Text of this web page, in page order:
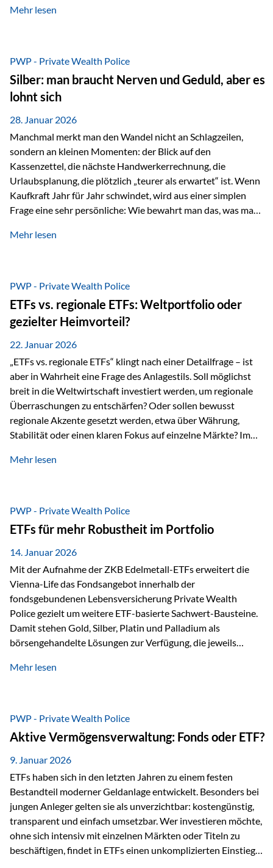
starken Anstiegen. Diese verändern jedoch nicht die
von geopolitischen Spannungen, einer stark ausgeweiteten
Geldmenge sowie strukturellen Verschiebungen an den
Kapitalmärkten geprägt ist, bleibt Gold ein bewährter Anker.
Nicht, weil…
Mehr lesen
PWP - Private Wealth Police
Silber: man braucht Nerven und Geduld, aber es
lohnt sich
28. Januar 2026
Manchmal merkt man den Wandel nicht an Schlagzeilen,
sondern an kleinen Momenten: der Blick auf den
Kassenzettel, die nächste Handwerkerrechnung, die
Urlaubsplanung, die plötzlich „teurer als erwartet“ ist. Wenn
Kaufkraft Jahr für Jahr schwindet, wird aus einer simplen
Frage eine sehr persönliche: Wie bewahrt man das, was man
Sachwerten mit einer Investition in Sachwerte zu
gerade dann, wenn Märkte nervös werden,…
Mehr lesen
PWP - Private Wealth Police
ETFs vs. regionale ETFs: Weltportfolio oder
gezielter Heimvorteil?
22. Januar 2026
„ETFs vs. regionale ETFs“ klingt nach einer Detailfrage – ist
aber in Wahrheit eine Frage des Anlagestils. Soll möglichst
breit in die Weltwirtschaft investiert werden, um regionale
Überraschungen zu entschärfen? Oder sollen bewusst
regionale Akzente gesetzt werden, etwa über Währung,
Stabilität oder einen klaren Fokus auf einzelne Märkte? Im
Wealth Police der Vienna-Life lassen sich beide Ansätze
Risikostreuung, Inflationsrobustheit und Stabilisierung. 1)
Die Philosophiefrage: breit oder bewusst? Global investieren
bedeutet: Das Portfolio bildet die Weltmärkte möglichst
breit ab, ohne die…
Mehr lesen
PWP - Private Wealth Police
ETFs für mehr Robustheit im Portfolio
14. Januar 2026
Mit der Aufnahme der ZKB Edelmetall-ETFs erweitert die
Vienna-Life das Fondsangebot innerhalb der
fondsgebundenen Lebensversicherung Private Wealth
Police gezielt um weitere ETF-basierte Sachwert-Bausteine.
Damit stehen Gold, Silber, Platin und Palladium als
börsengehandelte Lösungen zur Verfügung, die jeweils
dabei nicht auf einzelnen Marktmeinungen, sondern auf
Inflationsrobustheit und Stabilisierung – eingebettet in eine
liechtensteinische Versicherungsstruktur. Die
Sicherheitsarchitektur: Liechtenstein als Strukturprinzip Die
Private Wealth Police positioniert sich mit einer dreistufigen
Sicherheitsarchitektur, die auf mehreren Ebenen ansetzt:
Stufe 1: Versicherer-Ebene • Versicherung mit…
Mehr lesen
PWP - Private Wealth Police
Aktive Vermögensverwaltung: Fonds oder ETF?
9. Januar 2026
ETFs haben sich in den letzten Jahren zu einem festen
Bestandteil moderner Geldanlage entwickelt. Besonders bei
jungen Anleger gelten sie als unverzichtbar: kostengünstig,
transparent und einfach umsetzbar. Wer investieren möchte,
ohne sich intensiv mit einzelnen Märkten oder Titeln zu
beschäftigen, findet in ETFs einen unkomplizierten Einstieg